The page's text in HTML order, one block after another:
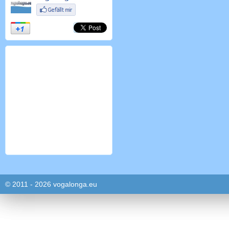
© 2011 - 2026 vogalonga.eu